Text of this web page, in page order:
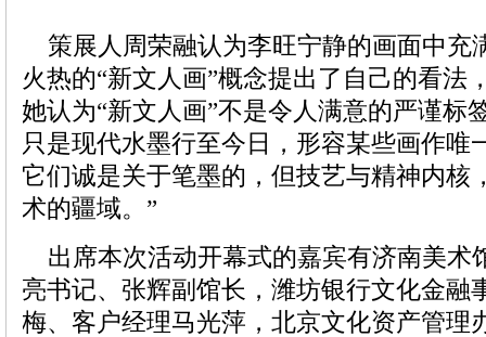
策展人周荣融认为李旺宁静的画面中充
火热的“新文人画”概念提出了自己的看法
她认为“新文人画”不是令人满意的严谨标
只是现代水墨行至今日，形容某些画作唯
它们诚是关于笔墨的，但技艺与精神内核
术的疆域。”
出席本次活动开幕式的嘉宾有济南美术
亮书记、张辉副馆长，潍坊银行文化金融
梅、客户经理马光萍，北京文化资产管理